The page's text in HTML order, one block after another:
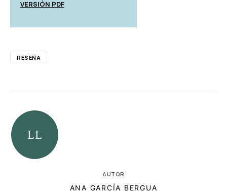
VERSIÓN PDF
RESEÑA
AUTOR
ANA GARCÍA BERGUA